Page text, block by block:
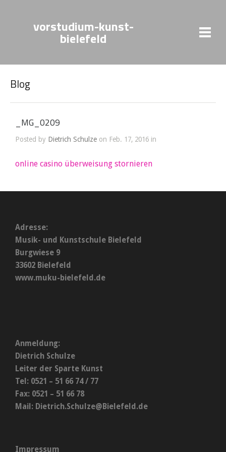
vorstudium-kunst-
bielefeld
Blog
_MG_0209
Posted by Dietrich Schulze on Feb. 17, 2016 in
online casino überweisung stornieren
Adresse:
Musik- und Kunstschule Bielefeld
Burgwiese 9
33602 Bielefeld
www.muku-bielefeld.de
Anmeldung:
Dietrich Schulze
Leiter der Sparte Kunst
Tel: 0521 – 51 66 74 / 77
Fax: 0521 – 51 66 78
Mail: Dietrich.Schulze@Bielefeld.de
Impressum